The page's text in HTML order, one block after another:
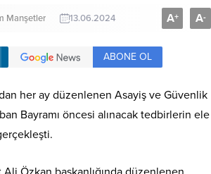
Manşetler 13.06.2024 A+ A-
ABONE OL
her ay düzenlenen Asayiş ve Güvenlik
Bayramı öncesi alınacak tedbirlerin ele